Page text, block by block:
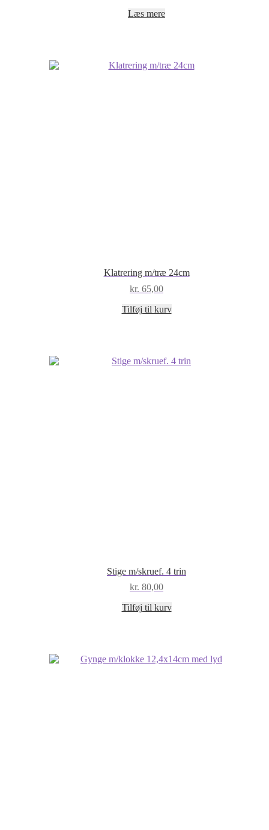
Læs mere
Klatrering m/træ 24cm
kr. 65,00
Tilføj til kurv
Stige m/skruef. 4 trin
kr. 80,00
Tilføj til kurv